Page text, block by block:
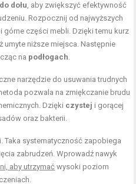
dołu, aby zwiększyć efektywność
Rozpocznij od najwyższych
górne części mebli. Dzięki temu kurz
umyte niższe miejsca. Następnie
na podłogach.
narzędzie do usuwania trudnych
pozwala na zmiękczanie brudu
Dzięki czystej i gorącej
oraz bakterii.
Taka systematyczność zapobiega
zabrudzeń. Wprowadź nawyk
aby utrzymać wysoki poziom